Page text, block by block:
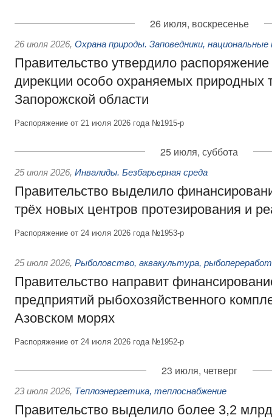
26 июля, воскресенье
26 июля 2026, Охрана природы. Заповедники, национальные
Правительство утвердило
дирекции особо охраняемых природных
Запорожской области
Распоряжение от 21 июля 2026 года №1915-р
25 июля, суббота
25 июля 2026, Инвалиды. Безбарьерная среда
Правительство выделило
трёх новых центров протезирования и
Распоряжение от 24 июля 2026 года №1953-р
25 июля 2026, Рыболовство, аквакультура,
Правительство направит
предприятий рыбохозяйственного
Азовском морях
Распоряжение от 24 июля 2026 года №1952-р
23 июля, четверг
23 июля 2026, Теплоэнергетика, теплоснабжение
Правительство выделило более 3,2